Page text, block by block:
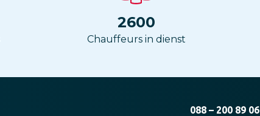
2600
Chauffeurs in dienst
088 – 200 89 06